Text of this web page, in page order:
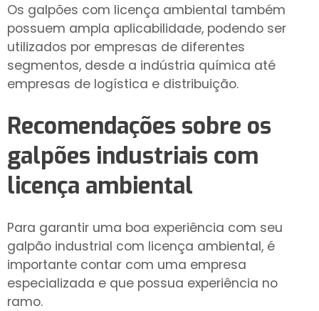
Os galpões com licença ambiental também
possuem ampla aplicabilidade, podendo ser
utilizados por empresas de diferentes
segmentos, desde a indústria química até
empresas de logística e distribuição.
Recomendações sobre os
galpões industriais com
licença ambiental
Para garantir uma boa experiência com seu
galpão industrial com licença ambiental, é
importante contar com uma empresa
especializada e que possua experiência no
ramo.